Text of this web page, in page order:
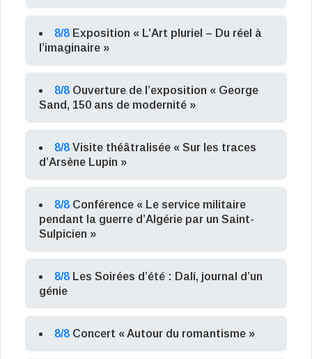
8/8 Exposition « L’Art pluriel – Du réel à
l’imaginaire »
8/8 Ouverture de l’exposition « George
Sand, 150 ans de modernité »
8/8 Visite théâtralisée « Sur les traces
d’Arsène Lupin »
8/8 Conférence « Le service militaire
pendant la guerre d’Algérie par un Saint-
Sulpicien »
8/8 Les Soirées d’été : Dalí, journal d’un
génie
8/8 Concert « Autour du romantisme »